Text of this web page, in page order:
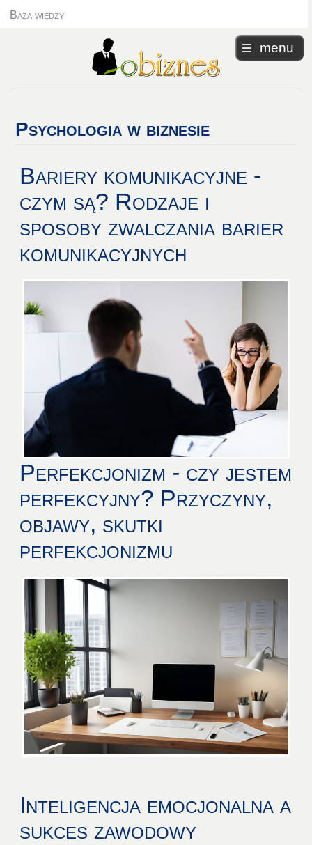
Baza wiedzy
menu
Psychologia w biznesie
Bariery komunikacyjne -
czym są? Rodzaje i
sposoby zwalczania barier
komunikacyjnych
Perfekcjonizm - czy jestem
perfekcyjny? Przyczyny,
objawy, skutki
perfekcjonizmu
Inteligencja emocjonalna a
sukces zawodowy